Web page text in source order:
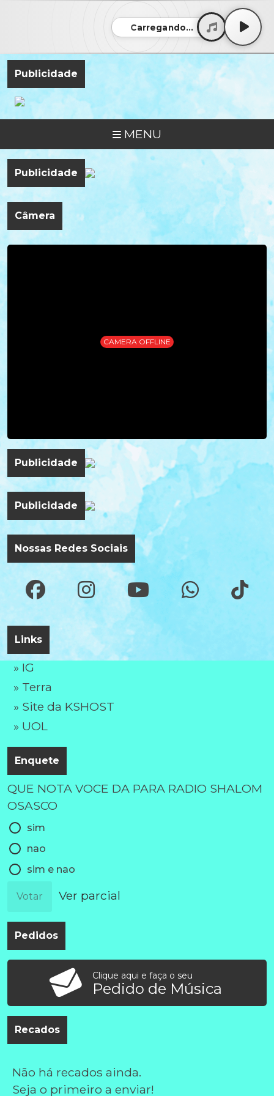
Carregando...
Publicidade
MENU
Publicidade
Câmera
CAMERA OFFLINE
Publicidade
Publicidade
Nossas Redes Sociais
Links
» IG
» Terra
» Site da KSHOST
» UOL
Enquete
QUE NOTA VOCE DA PARA RADIO SHALOM
OSASCO
sim
nao
sim e nao
Votar Ver parcial
Pedidos
Clique aqui e faça o seu
Pedido de Música
Recados
Não há recados ainda.
Seja o primeiro a enviar!